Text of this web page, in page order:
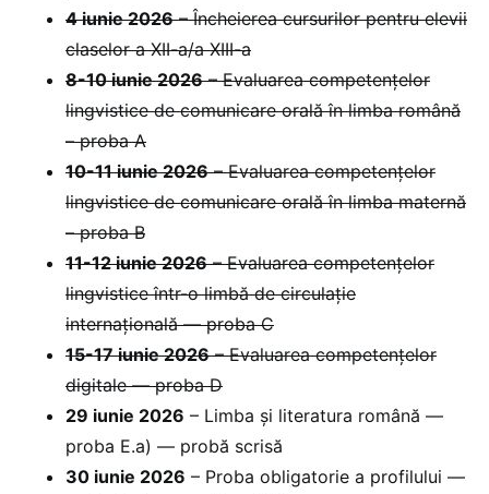
4 iunie 2026– Încheierea cursurilor pentru elevii
claselor a XII-a/a XIII-a
8-10 iunie 2026– Evaluarea competențelor
lingvistice de comunicare orală în limba română
– proba A
10-11 iunie 2026– Evaluarea competențelor
lingvistice de comunicare orală în limba maternă
– proba B
11-12 iunie 2026– Evaluarea competențelor
lingvistice într-o limbă de circulație
internațională — proba C
15-17 iunie 2026– Evaluarea competențelor
digitale — proba D
29 iunie 2026 – Limba și literatura română —
proba E.a) — probă scrisă
30 iunie 2026 – Proba obligatorie a profilului —